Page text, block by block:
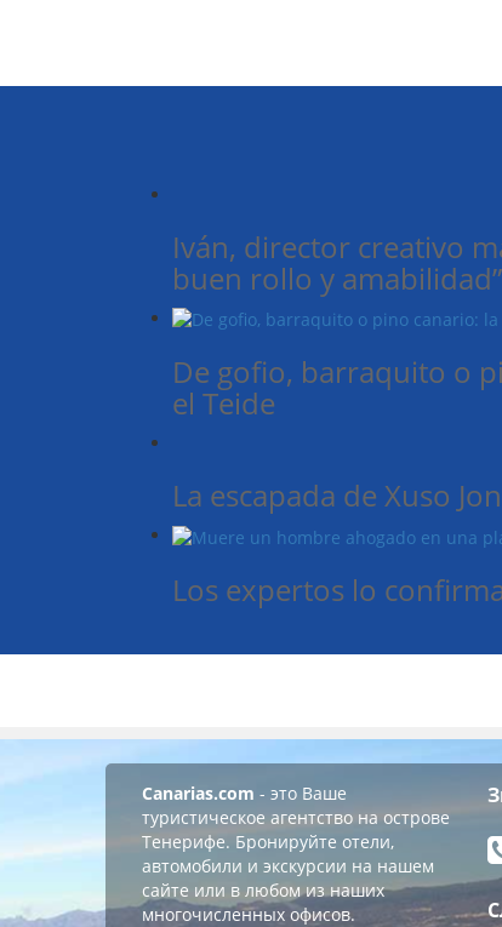
Iván, director creativo
buen rollo y amabilidad”
De gofio, barraquito o
el Teide
La escapada de Xuso
Los expertos lo
Canarias.com - это Ваше
туристическое агентство на острове
Тенерифе. Бронируйте отели,
автомобили и экскурсии на нашем
сайте или в любом из наших
многочисленных офисов.